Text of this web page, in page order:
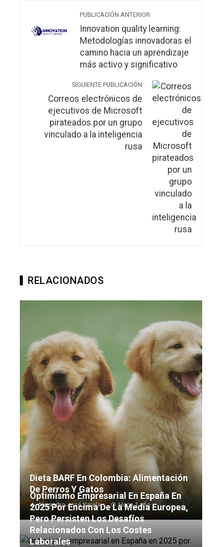
PUBLICACIÓN ANTERIOR
Innovation quality learning:
Metodologías innovadoras el
camino hacia un aprendizaje
más activo y significativo
SIGUIENTE PUBLICACIÓN
Correos electrónicos de
ejecutivos de Microsoft
pirateados por un grupo
vinculado a la inteligencia
rusa
RELACIONADOS
Dieta BARF En Colombia: Alimentación
De Perros Y Gatos
Alejandro José Varela Hace 1 año
Optimismo Empresarial En España En
2025 Por Encima De La Media Europea,
Pero Persisten Los Desafíos
Relacionados Con Los Costes
Laborales